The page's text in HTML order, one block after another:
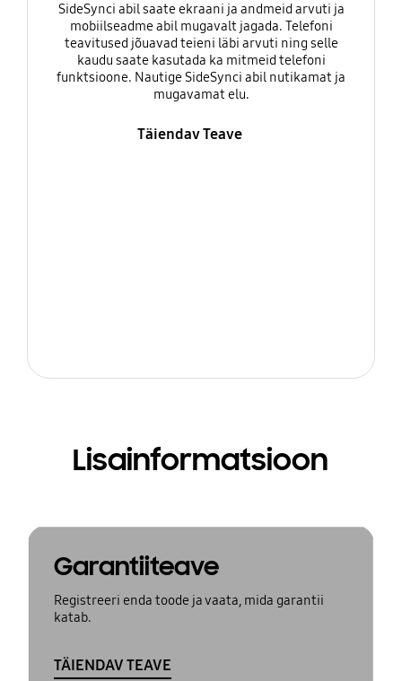
SideSynci abil saate ekraani ja andmeid arvuti ja
mobiilseadme abil mugavalt jagada. Telefoni
teavitused jõuavad teieni läbi arvuti ning selle
kaudu saate kasutada ka mitmeid telefoni
funktsioone. Nautige SideSynci abil nutikamat ja
mugavamat elu.
Täiendav Teave
Lisainformatsioon
Garantiiteave
Registreeri enda toode ja vaata, mida garantii
katab.
TÄIENDAV TEAVE